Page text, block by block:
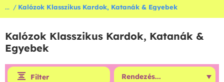
... Kalózok Klasszikus Kardok, Katanák & Egyebek
Kalózok Klasszikus Kardok, Katanák &
Egyebek
Filter